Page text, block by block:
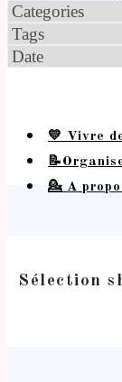
💛 Vivre
💁 A
Sélection